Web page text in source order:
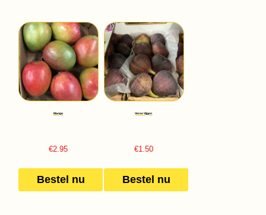
Mango
€2.95
Bestel nu
Verse Vijgen
€1.50
Bestel nu